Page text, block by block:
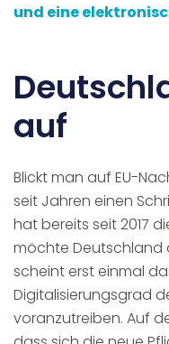
und eine
auf
Blickt man auf EU-
seit Jahren einen
hat bereits seit 2017
möchte Deutschland
scheint erst einmal
Digitalisierungsgrad
voranzutreiben. Auf